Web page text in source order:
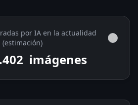
por IA en la actualidad
(estimación)
i
imágenes